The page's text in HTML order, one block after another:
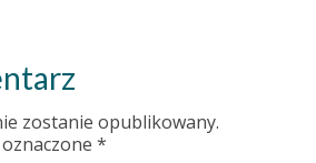
zostanie opublikowany.
*